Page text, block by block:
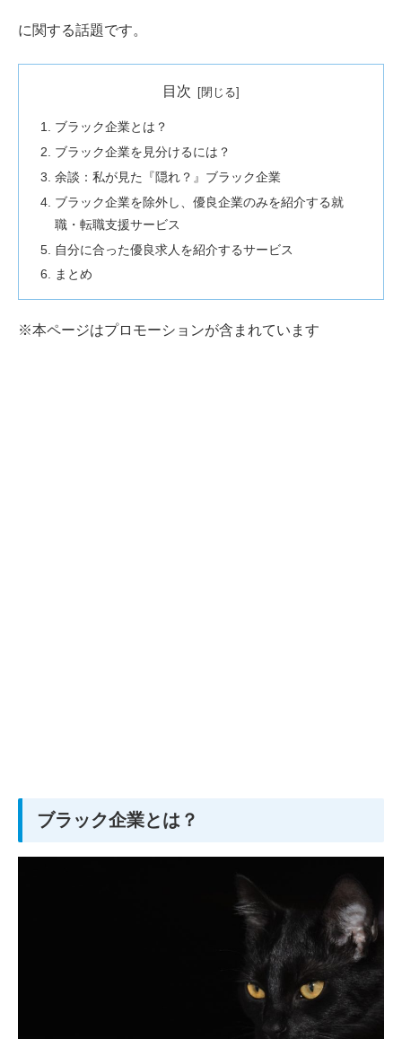
に関する話題です。
目次
ブラック企業とは？
ブラック企業を見分けるには？
余談：私が見た『隠れ？』ブラック企業
ブラック企業を除外し、優良企業のみを紹介する就
職・転職支援サービス
自分に合った優良求人を紹介するサービス
まとめ
※本ページはプロモーションが含まれています
ブラック企業とは？